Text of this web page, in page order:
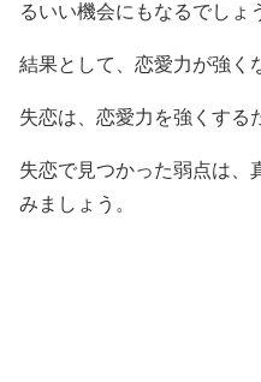
るいい機会にもなるでしょ
結果として、恋愛力が強く
失恋は、恋愛力を強くする
失恋で見つかった弱点は、
みましょう。